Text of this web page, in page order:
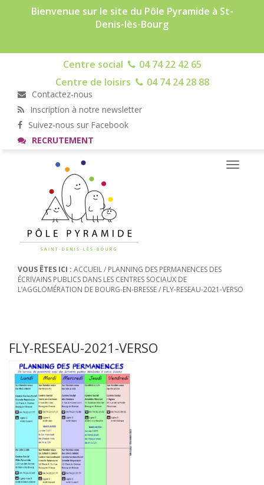
Bienvenue sur le site du Pôle Pyramide à St-
Denis-lès-Bourg
Centre social
04 74 22 42 65
Centre de loisirs
04 74 24 28 88
Contactez-nous
Inscription à notre newsletter
Suivez-nous sur Facebook
RECRUTEMENT
Toggle
VOUS ÊTES ICI : ACCUEIL/ PLANNING DES PERMANENCES DES
ÉCRIVAINS PUBLICS DANS LES CENTRES SOCIAUX DE
L’AGGLOMÉRATION DE BOURG-EN-BRESSE/ FLY-RESEAU-2021-VERSO
FLY-RESEAU-2021-VERSO